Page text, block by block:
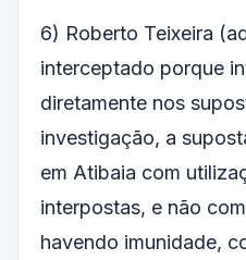
6) Roberto Teixeira
interceptado porque
diretamente nos
investigação, a
em Atibaia com
interpostas, e não
havendo imunidade,